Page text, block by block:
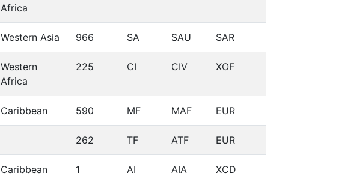
Africa
Western Asia 966 SA SAU SAR
Western
Africa
225 CI CIV XOF
Caribbean 590 MF MAF EUR
262 TF ATF EUR
Caribbean 1 AI AIA XCD